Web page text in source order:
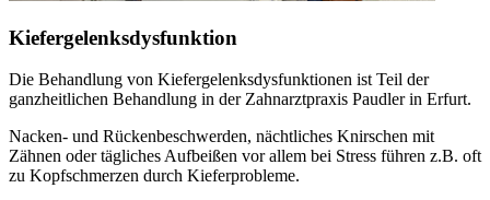
Kiefergelenksdysfunktion
Die Behandlung von Kiefergelenksdysfunktionen ist Teil der
ganzheitlichen Behandlung in der Zahnarztpraxis Paudler in Erfurt.
Nacken- und Rückenbeschwerden, nächtliches Knirschen mit
Zähnen oder tägliches Aufbeißen vor allem bei Stress führen z.B. oft
zu Kopfschmerzen durch Kieferprobleme.